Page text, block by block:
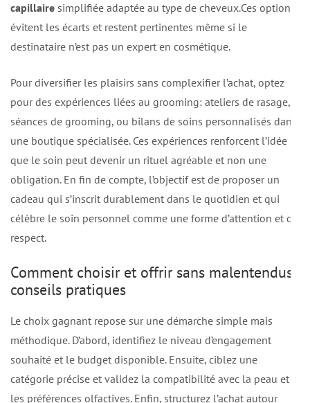
capillaire simplifiée adaptée au type de cheveux.Ces options
évitent les écarts et restent pertinentes même si le
destinataire n’est pas un expert en cosmétique.
Pour diversifier les plaisirs sans complexifier l’achat, optez
pour des expériences liées au grooming: ateliers de rasage,
séances de grooming, ou bilans de soins personnalisés dans
une boutique spécialisée. Ces expériences renforcent l’idée
que le soin peut devenir un rituel agréable et non une
obligation. En fin de compte, l’objectif est de proposer un
cadeau qui s’inscrit durablement dans le quotidien et qui
célèbre le soin personnel comme une forme d’attention et de
respect.
Comment choisir et offrir sans malentendus:
conseils pratiques
Le choix gagnant repose sur une démarche simple mais
méthodique. D’abord, identifiez le niveau d’engagement
souhaité et le budget disponible. Ensuite, ciblez une
catégorie précise et validez la compatibilité avec la peau et
les préférences olfactives. Enfin, structurez l’achat autour